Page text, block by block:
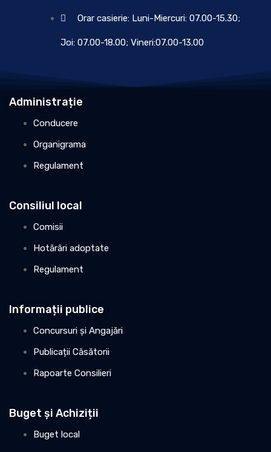
Orar casierie: Luni-Miercuri: 07.00-15.30;
Joi: 07.00-18.00; Vineri:07.00-13.00
Administrație
Conducere
Organigrama
Regulament
Consiliul local
Comisii
Hotărâri adoptate
Regulament
Informații publice
Concursuri și Angajări
Publicații Căsătorii
Rapoarte Consilieri
Buget și Achiziții
Buget local